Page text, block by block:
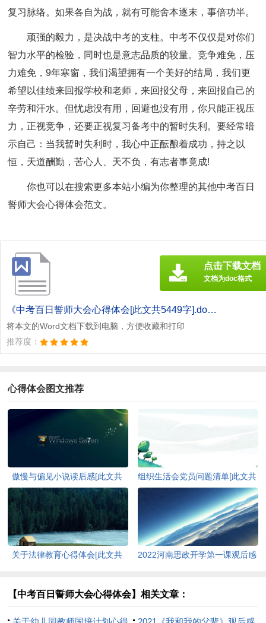
复习脉络。如果各自为战，就有可能舍本逐末，事倍功半。
顽强的毅力，是决战中考的支柱。中考不仅仅是对你们
智力水平的检验，同时也是意志品质的较量。竞争难免，压
力难免，9年寒窗，我们渴望拥有一个美好的结局，我们更
希望以佳绩来回报学校和老师，来回报父母，来回报自己的
辛劳和汗水。但忧虑没有用，回避也没有用，你只能正视压
力，正视竞争，还要正视复习备考中的暂时失利。要经常暗
示自己：当我暂时失利时，我心中正酝酿着成功，持之以
恒，天道酬勤，苦心人、天不负，有志者事竟成!
你也可以在搜索更多本站小编为你整理的其他中考百日
誓师大会心得体会范文。
《中考百日誓师大会心得体会[此文共5449字].doc》
将本文的Word文档下载到电脑，方便收藏和打印
推荐度：
点击下载文档
文档为doc格式
心得体会图文推荐
傲慢与偏见小说读后感[此文共
3257字]
组织生活会党员问题清单[此文共
1257字]
关于法律教育心得体会[此文共
2022河南思政开学第一课观后感
【中考百日誓师大会心得体会】相关文章：